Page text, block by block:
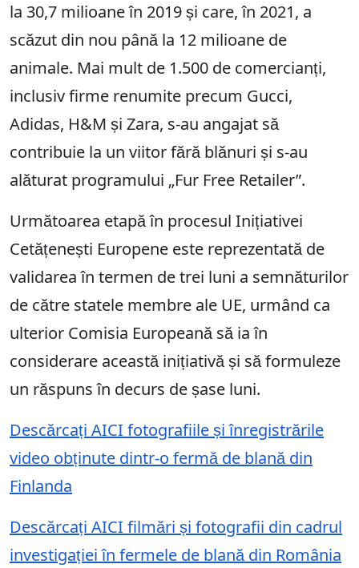
la 30,7 milioane în 2019 și care, în 2021, a
scăzut din nou până la 12 milioane de
animale. Mai mult de 1.500 de comercianți,
inclusiv firme renumite precum Gucci,
Adidas, H&M și Zara, s-au angajat să
contribuie la un viitor fără blănuri și s-au
alăturat programului „Fur Free Retailer”.
Următoarea etapă în procesul Inițiativei
Cetățenești Europene este reprezentată de
validarea în termen de trei luni a semnăturilor
de către statele membre ale UE, urmând ca
ulterior Comisia Europeană să ia în
considerare această inițiativă și să formuleze
un răspuns în decurs de șase luni.
Descărcați AICI fotografiile și înregistrările
video obținute dintr-o fermă de blană din
Finlanda
Descărcați AICI filmări și fotografii din cadrul
investigației în fermele de blană din România